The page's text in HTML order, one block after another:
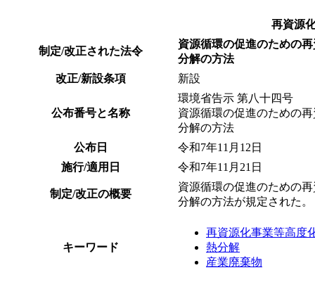
再資源
制定/改正された法令
資源循環の促進のための
分解の方法
改正/新設条項
新設
公布番号と名称
環境省告示 第八十四号
資源循環の促進のための
分解の方法
公布日
令和7年11月12日
施行/適用日
令和7年11月21日
制定/改正の概要
資源循環の促進のための
分解の方法が規定された。
キーワード
再資源化事業等高度
熱分解
産業廃棄物